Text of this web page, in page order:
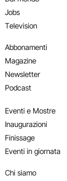
Jobs
Television
Abbonamenti
Magazine
Newsletter
Podcast
Eventi e Mostre
Inaugurazioni
Finissage
Eventi in giornata
Chi siamo